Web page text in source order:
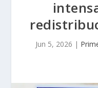
Jun 5, 2026 |